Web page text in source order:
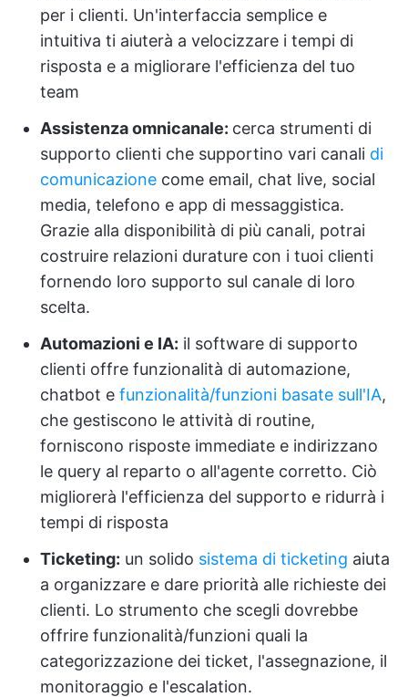
per i clienti. Un'interfaccia semplice e
intuitiva ti aiuterà a velocizzare i tempi di
risposta e a migliorare l'efficienza del tuo
team
Assistenza omnicanale: cerca strumenti di
supporto clienti che supportino vari canali di
comunicazione come email, chat live, social
media, telefono e app di messaggistica.
Grazie alla disponibilità di più canali, potrai
costruire relazioni durature con i tuoi clienti
fornendo loro supporto sul canale di loro
scelta.
Automazioni e IA: il software di supporto
clienti offre funzionalità di automazione,
chatbot e funzionalità/funzioni basate sull'IA,
che gestiscono le attività di routine,
forniscono risposte immediate e indirizzano
le query al reparto o all'agente corretto. Ciò
migliorerà l'efficienza del supporto e ridurrà i
tempi di risposta
Ticketing: un solido sistema di ticketing aiuta
a organizzare e dare priorità alle richieste dei
clienti. Lo strumento che scegli dovrebbe
offrire funzionalità/funzioni quali la
categorizzazione dei ticket, l'assegnazione, il
monitoraggio e l'escalation.